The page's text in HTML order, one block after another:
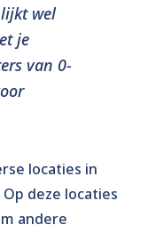
wel
je
van 0-
locaties in
deze locaties
andere